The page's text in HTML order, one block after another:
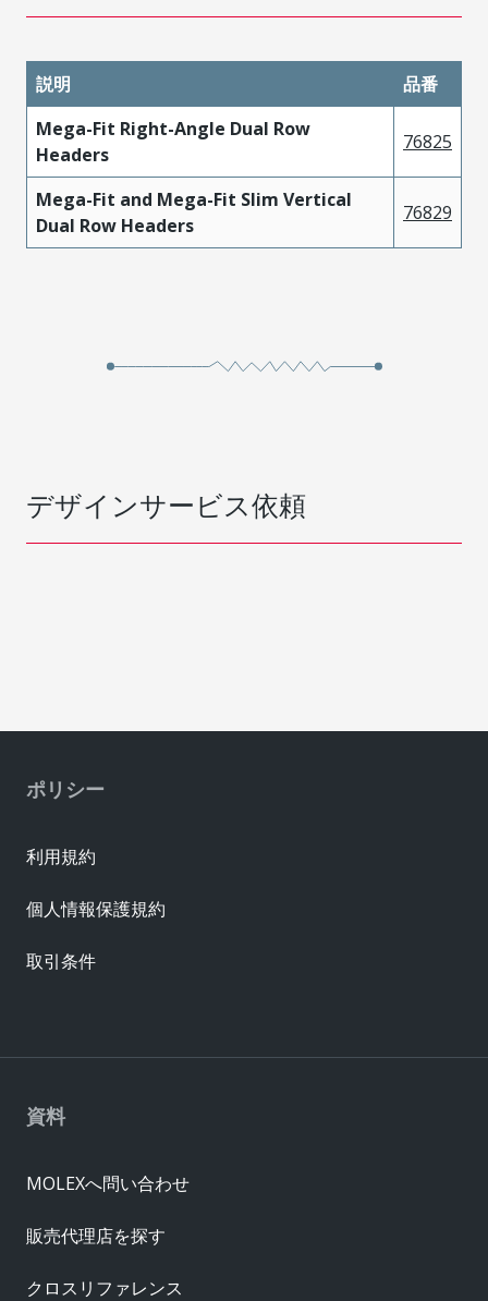
説明
品番
Mega-Fit Right-Angle Dual Row
Headers
76825
Mega-Fit and Mega-Fit Slim Vertical
Dual Row Headers
76829
デザインサービス依頼
資料
MOLEXへ問い合わせ
販売代理店を探す
クロスリファレンス
ポリシー
利用規約
個人情報保護規約
取引条件